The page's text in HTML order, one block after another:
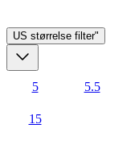
US størrelse filter"
5 5.5
15